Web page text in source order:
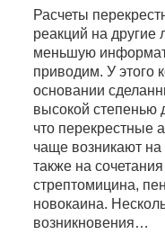
Расчеты
реакций на другие
меньшую
приводим. У этого
основании
высокой степенью
что перекрестные
чаще возникают
также на
стрептомицина,
новокаина.
возникновения…